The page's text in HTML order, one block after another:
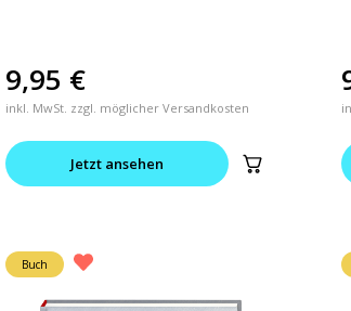
9,95 €
inkl. MwSt. zzgl. möglicher Versandkosten
Jetzt ansehen
Buch